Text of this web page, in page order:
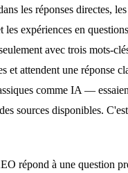
les réponses directes,
les expériences en
avec trois mots-
et attendent une réponse
comme IA —
sources disponibles.
répond à une question